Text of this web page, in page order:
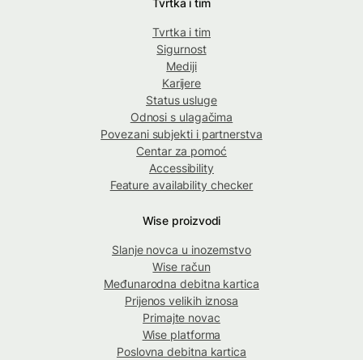
Tvrtka i tim
Sigurnost
Mediji
Karijere
Status usluge
Odnosi s ulagačima
Povezani subjekti i partnerstva
Centar za pomoć
Accessibility
Feature availability checker
Wise proizvodi
Slanje novca u inozemstvo
Wise račun
Međunarodna debitna kartica
Prijenos velikih iznosa
Primajte novac
Wise platforma
Poslovna debitna kartica